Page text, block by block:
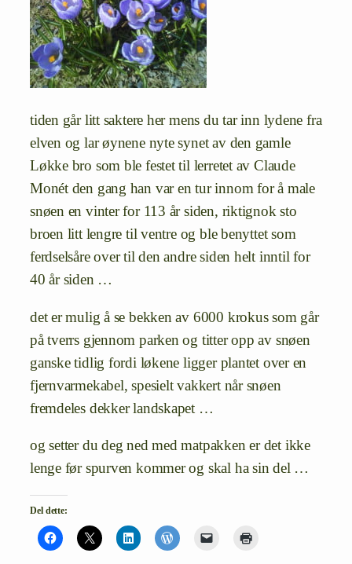
tiden går litt saktere her mens du tar inn lydene fra
elven og lar øynene nyte synet av den gamle
Løkke bro som ble festet til lerretet av Claude
Monét den gang han var en tur innom for å male
snøen en vinter for 113 år siden, riktignok sto
broen litt lengre til ventre og ble benyttet som
ferdselsåre over til den andre siden helt inntil for
40 år siden …
det er mulig å se bekken av 6000 krokus som går
på tverrs gjennom parken og titter opp av snøen
ganske tidlig fordi løkene ligger plantet over en
fjernvarmekabel, spesielt vakkert når snøen
fremdeles dekker landskapet …
og setter du deg ned med matpakken er det ikke
lenge før spurven kommer og skal ha sin del …
Del dette: